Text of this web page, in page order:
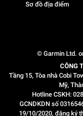
© Garmin Ltd.
CÔNG
Tầng 15, Tòa nhà Cobi
Mỹ,
Hotline CSKH:
GCNDKDN số
19/10/2020, đăng ký
Sơ đồ địa điểm